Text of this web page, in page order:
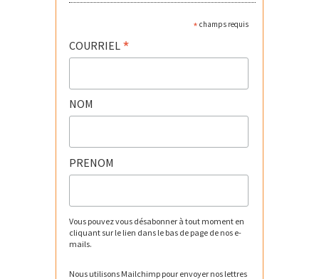
* champs requis
COURRIEL *
NOM
PRENOM
Vous pouvez vous désabonner à tout moment en
cliquant sur le lien dans le bas de page de nos e-
mails.
Nous utilisons Mailchimp pour envoyer nos lettres